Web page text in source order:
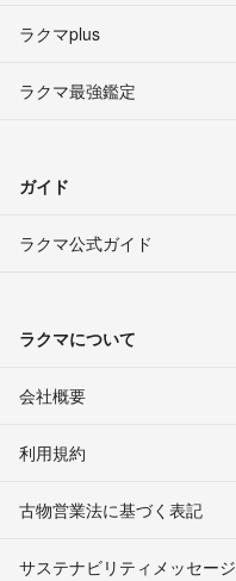
ラクマplus
ラクマ最強鑑定
ガイド
ラクマ公式ガイド
ラクマについて
会社概要
利用規約
古物営業法に基づく表記
サステナビリティメッセージ